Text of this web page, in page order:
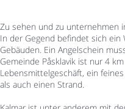
Zu sehen und zu unternehmen
In der Gegend befindet sich
Gebäuden. Ein Angelschein
Gemeinde Påsklavik ist nur 4
Lebensmittelgeschäft, ein
als auch einen Strand.